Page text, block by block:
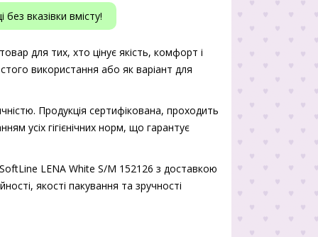
вказівки вмісту!
для тих, хто цінує якість, комфорт і
використання або як варіант для
Продукція сертифікована, проходить
усіх гігієнічних норм, що гарантує
LENA White S/M 152126 з доставкою
якості пакування та зручності